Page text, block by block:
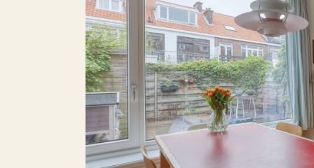
Oppervlakte
Balkon
Dakterras
Parkeren